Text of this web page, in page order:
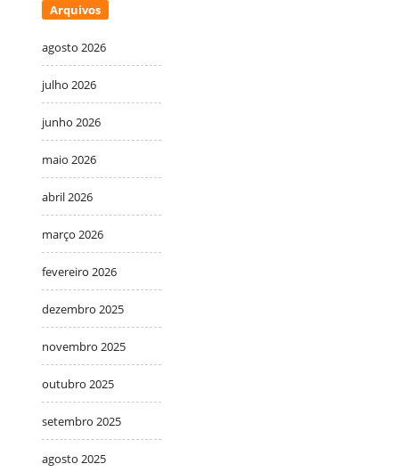
Arquivos
agosto 2026
julho 2026
junho 2026
maio 2026
abril 2026
março 2026
fevereiro 2026
dezembro 2025
novembro 2025
outubro 2025
setembro 2025
agosto 2025